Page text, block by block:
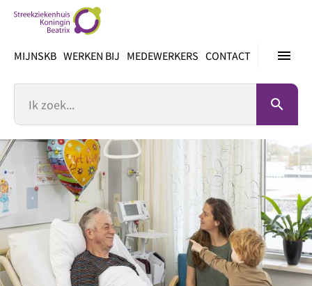
inhoud
menu
MIJNSKB WERKEN BIJ MEDEWERKERS CONTACT
search